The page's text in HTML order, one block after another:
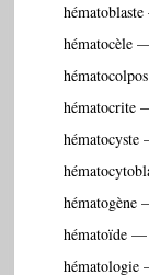
hématoblaste
hématocèle
hématocolpos
hématocrite
hématocyste
hématogène
hématoïde —
hématologie